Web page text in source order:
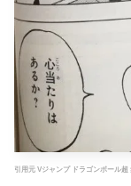
引用元 Vジャンプ ドラゴンボール超